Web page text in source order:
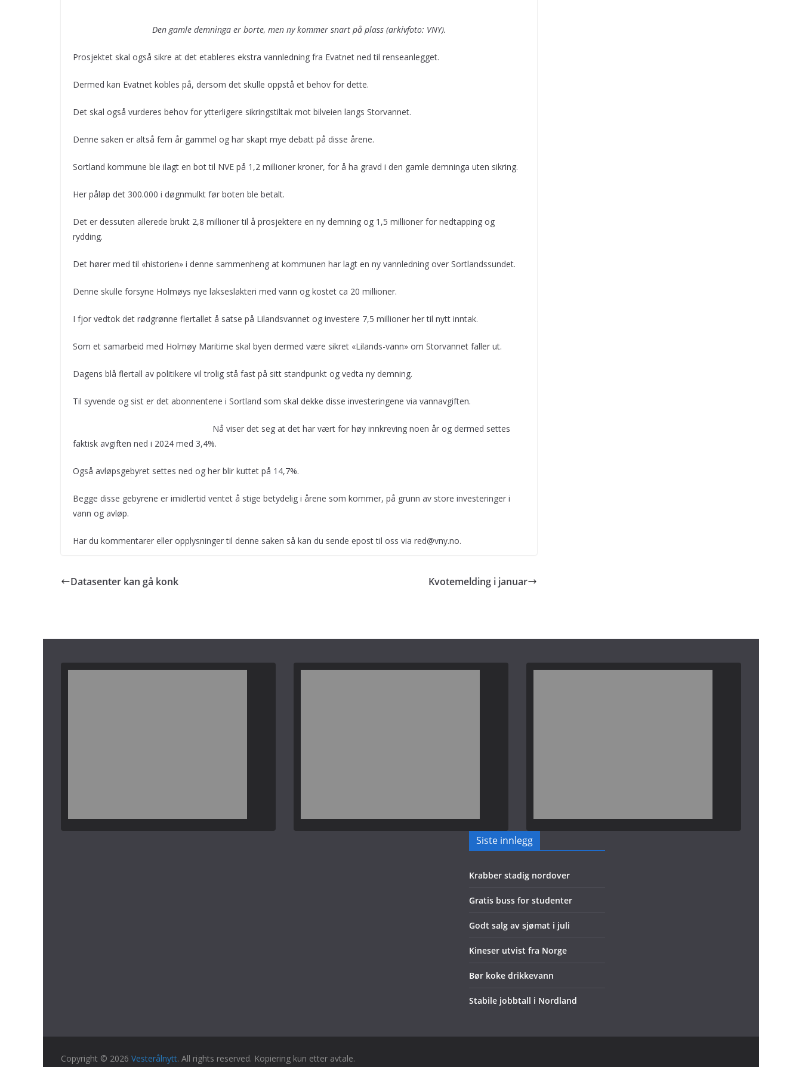
Den gamle demninga er borte, men ny kommer snart på plass (arkivfoto: VNY).
Prosjektet skal også sikre at det etableres ekstra vannledning fra Evatnet ned til renseanlegget.
Dermed kan Evatnet kobles på, dersom det skulle oppstå et behov for dette.
Det skal også vurderes behov for ytterligere sikringstiltak mot bilveien langs Storvannet.
Denne saken er altså fem år gammel og har skapt mye debatt på disse årene.
Sortland kommune ble ilagt en bot til NVE på 1,2 millioner kroner, for å ha gravd i den gamle demninga uten sikring.
Her påløp det 300.000 i døgnmulkt før boten ble betalt.
Det er dessuten allerede brukt 2,8 millioner til å prosjektere en ny demning og 1,5 millioner for nedtapping og
rydding.
Det hører med til «historien» i denne sammenheng at kommunen har lagt en ny vannledning over Sortlandssundet.
Denne skulle forsyne Holmøys nye lakseslakteri med vann og kostet ca 20 millioner.
I fjor vedtok det rødgrønne flertallet å satse på Lilandsvannet og investere 7,5 millioner her til nytt inntak.
Som et samarbeid med Holmøy Maritime skal byen dermed være sikret «Lilands-vann» om Storvannet faller ut.
Dagens blå flertall av politikere vil trolig stå fast på sitt standpunkt og vedta ny demning.
Til syvende og sist er det abonnentene i Sortland som skal dekke disse investeringene via vannavgiften.
Nå viser det seg at det har vært for høy innkreving noen år og dermed settes
faktisk avgiften ned i 2024 med 3,4%.
Også avløpsgebyret settes ned og her blir kuttet på 14,7%.
Begge disse gebyrene er imidlertid ventet å stige betydelig i årene som kommer, på grunn av store investeringer i
vann og avløp.
Har du kommentarer eller opplysninger til denne saken så kan du sende epost til oss via red@vny.no.
Datasenter kan gå konk Kvotemelding i januar
Siste innlegg
Krabber stadig nordover
Gratis buss for studenter
Godt salg av sjømat i juli
Kineser utvist fra Norge
Bør koke drikkevann
Stabile jobbtall i Nordland
Copyright © 2026 Vesterålnytt. All rights reserved. Kopiering kun etter avtale.